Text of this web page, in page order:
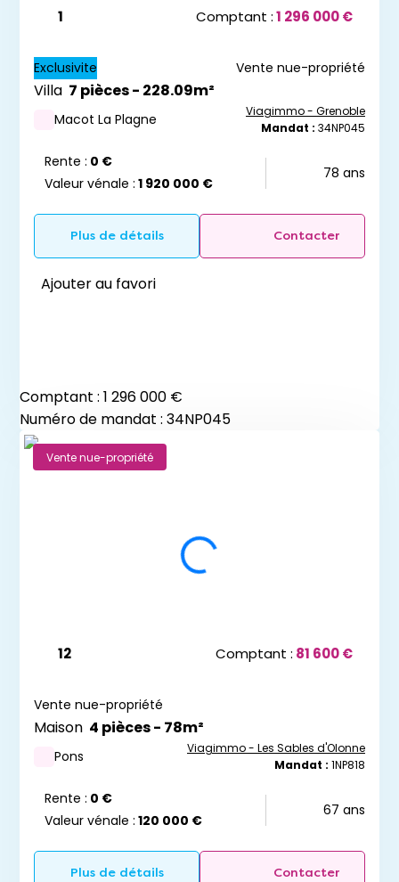
1 Comptant :1 296 000 €
Exclusivite Vente nue-propriété
Villa 7 pièces - 228.09m²
Macot La Plagne
Viagimmo - Grenoble
Mandat : 34NP045
Rente : 0 €
Valeur vénale : 1 920 000 €
78 ans
Plus de détails Contacter
Ajouter au favori
Comptant : 1 296 000 €
Numéro de mandat : 34NP045
Vente nue-propriété
12 Comptant : 81 600 €
Vente nue-propriété
Maison 4 pièces - 78m²
Pons
Viagimmo - Les Sables d'Olonne
Mandat : 1NP818
Rente : 0 €
Valeur vénale : 120 000 €
67 ans
Plus de détails Contacter